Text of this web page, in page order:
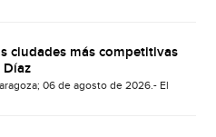
ciudades más competitivas
Díaz
06 de agosto de 2026.- El